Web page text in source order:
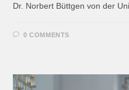
Dr. Norbert Büttgen von der
0 COMMENTS